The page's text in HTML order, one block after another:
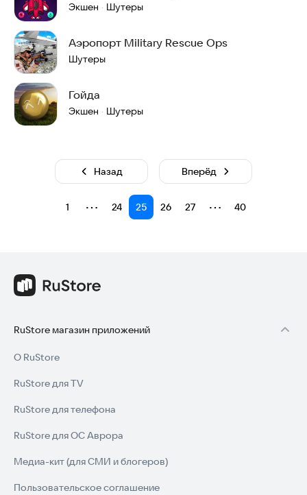
Экшен · Шутеры
Аэропорт Military Rescue Ops
Шутеры
Гойда
Экшен · Шутеры
Назад
1 ⋯ 24 25 26 27 ⋯ 40
Вперёд
RuStore магазин приложений
О RuStore
RuStore для TV
RuStore для телефона
RuStore для ОС Аврора
Медиа-кит (для СМИ и блогеров)
Пользовательское соглашение